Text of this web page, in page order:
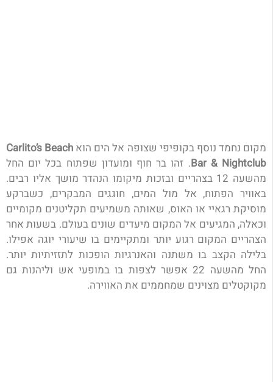
מקום נחמד נוסף בקופיפי שצופה אל הים הוא Carlito’s Beach
Bar & Nightclub. זהו בר חוף ומועדון שפתוח בכל יום החל
מהשעה 12 בצהריים ובזכות מיקומו הנהדר מושך אליו רבים.
באוויר הפתוח, אל מול המים, חוגגים המבקרים, כשברקע
מוסיקת רגאיי או האוס, שאותה משמיעים תקליטנים מקומיים
וכאלה, המגיעים אל המקום מיעדים שונים בעולם. בשעות אחר
הצהריים המקום רגוע יותר ומתקיימים בו שיעורי יוגה אפילו.
בלילה הקצב בו משתנה והאנרגיות הופכות לתזזיתיות יותר.
החל מהשעה 22 אפשר לצפות בו במופעי אש וליהנות גם
מקוקטלים מצוינים שמחממים את האווירה.